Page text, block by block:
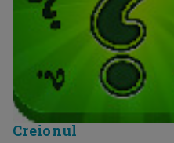
Creionul